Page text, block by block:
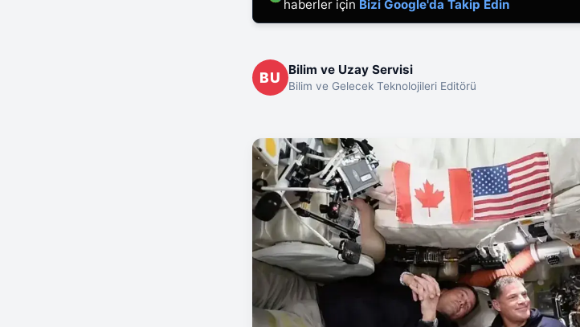
haberler için Bizi Google'da Takip Edin
BU Bilim ve Uzay Servisi
Bilim ve Gelecek Teknolojileri Editörü